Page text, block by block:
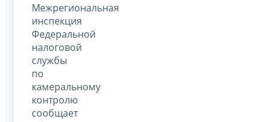
Межрегиональная
инспекция
Федеральной
налоговой
службы
по
камеральному
контролю
сообщает